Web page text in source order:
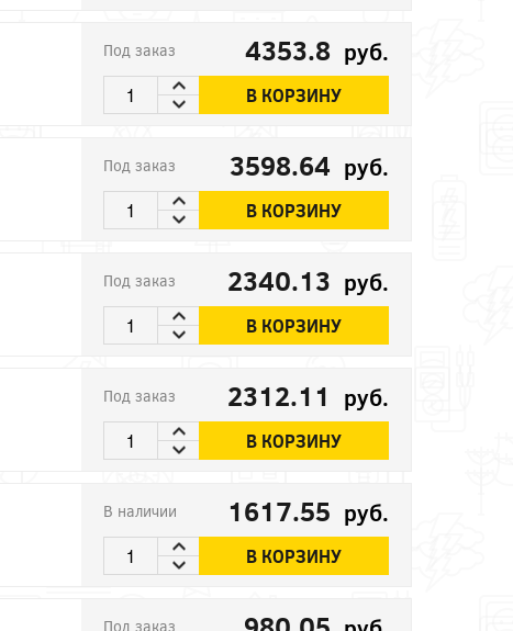
Под заказ 4353.8 руб.
В КОРЗИНУ
Под заказ 3598.64 руб.
В КОРЗИНУ
Под заказ 2340.13 руб.
В КОРЗИНУ
Под заказ 2312.11 руб.
В КОРЗИНУ
В наличии 1617.55 руб.
В КОРЗИНУ
Под заказ